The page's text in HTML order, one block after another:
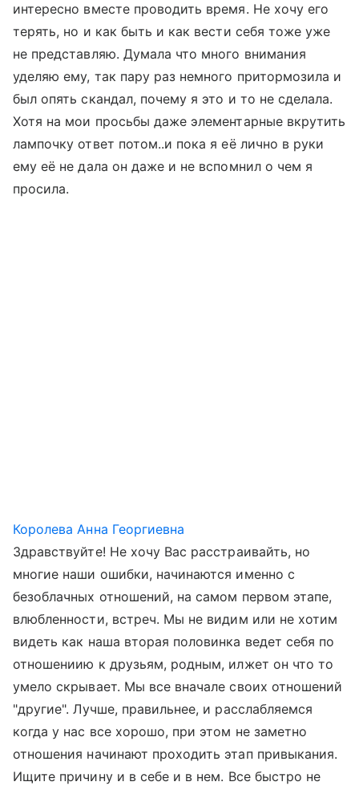
интересно вместе проводить время. Не хочу его
терять, но и как быть и как вести себя тоже уже
не представляю. Думала что много внимания
уделяю ему, так пару раз немного притормозила и
был опять скандал, почему я это и то не сделала.
Хотя на мои просьбы даже элементарные вкрутить
лампочку ответ потом..и пока я её лично в руки
ему её не дала он даже и не вспомнил о чем я
просила.
Королева Анна Георгиевна
Здравствуйте! Не хочу Вас расстраивайть, но
многие наши ошибки, начинаются именно с
безоблачных отношений, на самом первом этапе,
влюбленности, встреч. Мы не видим или не хотим
видеть как наша вторая половинка ведет себя по
отношениию к друзьям, родным, илжет он что то
умело скрывает. Мы все вначале своих отношений
"другие". Лучше, правильнее, и расслабляемся
когда у нас все хорошо, при этом не заметно
отношения начинают проходить этап привыкания.
Ищите причину и в себе и в нем. Все быстро не